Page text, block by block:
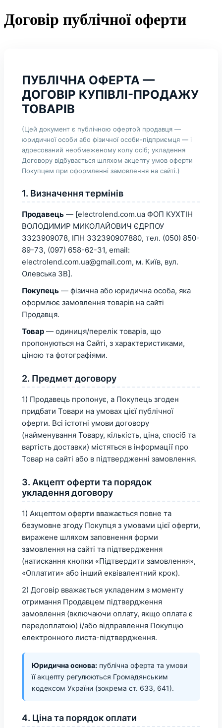
Договір публічної оферти
ПУБЛІЧНА ОФЕРТА —
ДОГОВІР КУПІВЛІ-ПРОДАЖУ
ТОВАРІВ
(Цей документ є публічною офертой продавця —
юридичної особи або фізичної особи-підприємця — і
адресований необмеженому колу осіб; укладення
Договору відбувається шляхом акцепту умов оферти
Покупцем при оформленні замовлення на сайті.)
1. Визначення термінів
Продавець — [electrolend.com.ua ФОП КУХТІН
ВОЛОДИМИР МИКОЛАЙОВИЧ ЄДРПОУ
3323909078, ІПН 332390907880, тел. (050) 850-
89-73, (097) 658-62-31, email:
electrolend.com.ua@gmail.com, м. Київ, вул.
Олевська 3В].
Покупець — фізична або юридична особа, яка
оформлює замовлення товарів на сайті
Продавця.
Товар — одиниця/перелік товарів, що
пропонуються на Сайті, з характеристиками,
ціною та фотографіями.
2. Предмет договору
1) Продавець пропонує, а Покупець згоден
придбати Товари на умовах цієї публічної
оферти. Всі істотні умови договору
(найменування Товару, кількість, ціна, спосіб та
вартість доставки) містяться в інформації про
Товар на сайті або в підтвердженні замовлення.
3. Акцепт оферти та порядок
укладення договору
1) Акцептом оферти вважається повне та
безумовне згоду Покупця з умовами цієї оферти,
виражене шляхом заповнення форми
замовлення на сайті та підтвердження
(натискання кнопки «Підтвердити замовлення»,
«Оплатити» або інший еквівалентний крок).
2) Договір вважається укладеним з моменту
отримання Продавцем підтвердження
замовлення (включаючи оплату, якщо оплата є
передоплатою) і/або відправлення Покупцю
електронного листа-підтвердження.
Юридична основа: публічна оферта та умови
її акцепту регулюються Громадянським
кодексом України (зокрема ст. 633, 641).
4. Ціна та порядок оплати